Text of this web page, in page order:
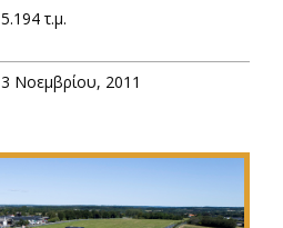
5.194 τ.μ.
3 Νοεμβρίου, 2011